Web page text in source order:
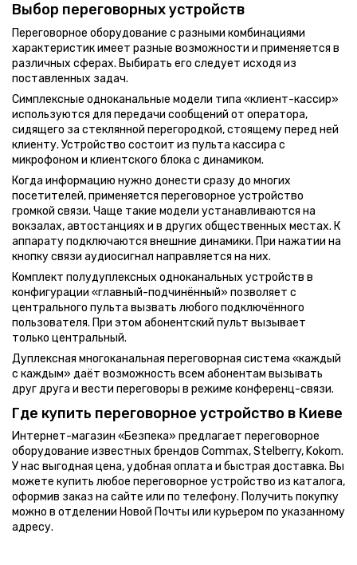
Выбор переговорных устройств
Переговорное оборудование с разными комбинациями
характеристик имеет разные возможности и применяется в
различных сферах. Выбирать его следует исходя из
поставленных задач.
Симплексные одноканальные модели типа «клиент-кассир»
используются для передачи сообщений от оператора,
сидящего за стеклянной перегородкой, стоящему перед ней
клиенту. Устройство состоит из пульта кассира с
микрофоном и клиентского блока с динамиком.
Когда информацию нужно донести сразу до многих
посетителей, применяется переговорное устройство
громкой связи. Чаще такие модели устанавливаются на
вокзалах, автостанциях и в других общественных местах. К
аппарату подключаются внешние динамики. При нажатии на
кнопку связи аудиосигнал направляется на них.
Комплект полудуплексных одноканальных устройств в
конфигурации «главный-подчинённый» позволяет с
центрального пульта вызвать любого подключённого
пользователя. При этом абонентский пульт вызывает
только центральный.
Дуплексная многоканальная переговорная система «каждый
с каждым» даёт возможность всем абонентам вызывать
друг друга и вести переговоры в режиме конференц-связи.
Где купить переговорное устройство в Киеве
Интернет-магазин «Безпека» предлагает переговорное
оборудование известных брендов Commax, Stelberry, Kokom.
У нас выгодная цена, удобная оплата и быстрая доставка. Вы
можете купить любое переговорное устройство из каталога,
оформив заказ на сайте или по телефону. Получить покупку
можно в отделении Новой Почты или курьером по указанному
адресу.